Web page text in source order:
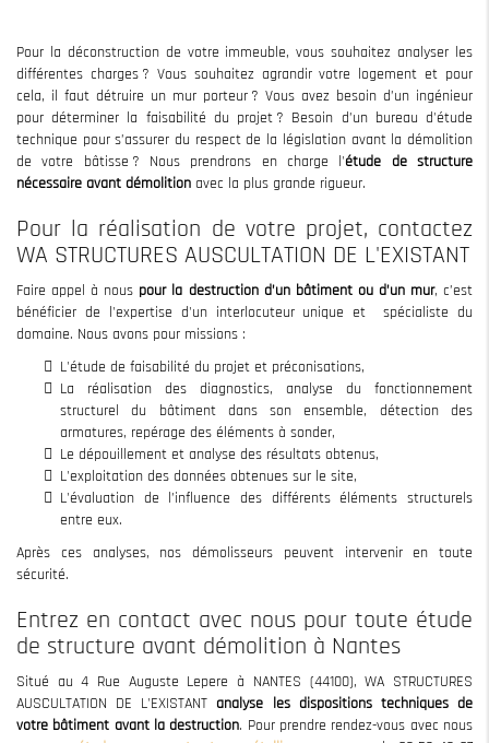
Pour la déconstruction de votre immeuble, vous souhaitez analyser les
différentes charges ? Vous souhaitez agrandir votre logement et pour
cela, il faut détruire un mur porteur ? Vous avez besoin d’un ingénieur
pour déterminer la faisabilité du projet ? Besoin d’un bureau d'étude
technique pour s’assurer du respect de la législation avant la démolition
de votre bâtisse ? Nous prendrons en charge l'étude de structure
nécessaire avant démolition avec la plus grande rigueur.
Pour la réalisation de votre projet, contactez
WA STRUCTURES AUSCULTATION DE L'EXISTANT
Faire appel à nous pour la destruction d’un bâtiment ou d’un mur, c’est
bénéficier de l'expertise d'un interlocuteur unique et spécialiste du
domaine. Nous avons pour missions :
L'étude de faisabilité du projet et préconisations,
La réalisation des diagnostics, analyse du fonctionnement
structurel du bâtiment dans son ensemble, détection des
armatures, repérage des éléments à sonder,
Le dépouillement et analyse des résultats obtenus,
L'exploitation des données obtenues sur le site,
L'évaluation de l’influence des différents éléments structurels
entre eux.
Après ces analyses, nos démolisseurs peuvent intervenir en toute
sécurité.
Entrez en contact avec nous pour toute étude
de structure avant démolition à Nantes
Situé au 4 Rue Auguste Lepere à NANTES (44100), WA STRUCTURES
AUSCULTATION DE L'EXISTANTanalyse les dispositions techniques de
votre bâtiment avant la destruction. Pour prendre rendez-vous avec nous